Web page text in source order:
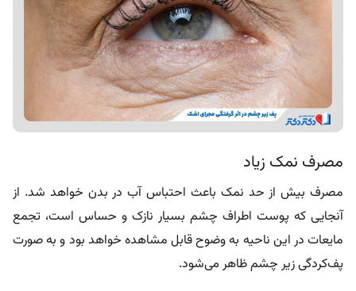
مصرف نمک زیاد
مصرف بیش از حد نمک باعث احتباس آب در بدن خواهد شد. از
آنجایی که پوست اطراف چشم بسیار نازک و حساس است، تجمع
مایعات در این ناحیه به وضوح قابل مشاهده خواهد بود و به صورت
پف‌کردگی زیر چشم ظاهر می‌شود.